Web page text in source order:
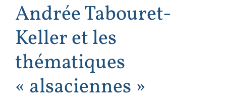
Andrée Tabouret-
Keller et les
thématiques
« alsaciennes »